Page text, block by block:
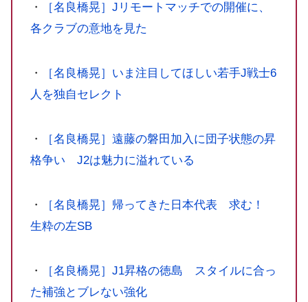
・
［名良橋晃］Jリモートマッチでの開催に、
各クラブの意地を見た
・
［名良橋晃］いま注目してほしい若手J戦士6
人を独自セレクト
・
［名良橋晃］遠藤の磐田加入に団子状態の昇
格争い J2は魅力に溢れている
・
［名良橋晃］帰ってきた日本代表 求む！
生粋の左SB
・
［名良橋晃］J1昇格の徳島 スタイルに合っ
た補強とブレない強化